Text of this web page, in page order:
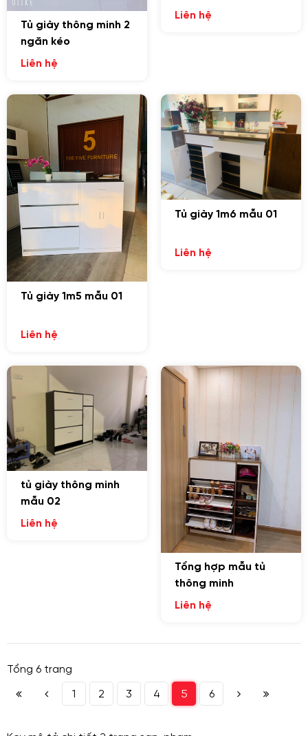
Tủ giày thông minh 2
ngăn kéo
Liên hệ
Liên hệ
Tủ giày 1m5 mẫu 01
Liên hệ
Tủ giày 1m6 mẫu 01
Liên hệ
tủ giày thông minh
mẫu 02
Liên hệ
Tổng hợp mẫu tủ
thông minh
Liên hệ
Tổng 6 trang
1 2 3 4 5 6